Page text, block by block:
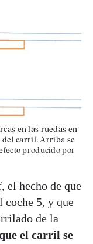
en las ruedas en
del carril. Arriba se
producido por
el hecho de que
coche 5, y que
de la
el carril se